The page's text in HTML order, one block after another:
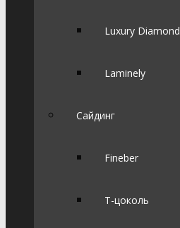
Luxury Diamond
Laminely
Сайдинг
Fineber
Т-цоколь